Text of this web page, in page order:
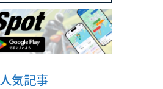
人気記事